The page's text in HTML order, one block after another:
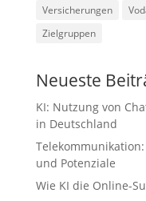
Versicherungen
Zielgruppen
Neueste
KI: Nutzung von
in Deutschland
und Potenziale
Wie KI die Online-